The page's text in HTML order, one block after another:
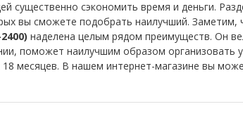
существенно сэкономить время и деньги.
вы сможете подобрать наилучший. Заметим,
наделена целым рядом преимуществ. Он
поможет наилучшим образом организовать
месяцев. В нашем интернет-магазине вы